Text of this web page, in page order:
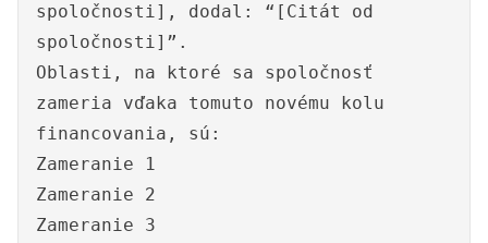
spoločnosti], dodal: “[Citát od
spoločnosti]”.
Oblasti, na ktoré sa spoločnosť
zameria vďaka tomuto novému kolu
financovania, sú:
Zameranie 1
Zameranie 2
Zameranie 3